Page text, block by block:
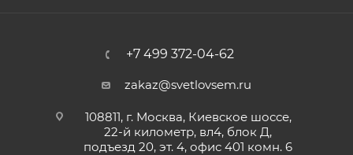
+7 499 372-04-62
zakaz@svetlovsem.ru
108811, г. Москва, Киевское шоссе,
22-й километр, вл4, блок Д,
подъезд 20, эт. 4, офис 401 комн. 6